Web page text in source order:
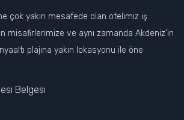
çok yakın mesafede olan otelimiz iş
misafirlerimize ve aynı zamanda Akdeniz’in
plajına yakın lokasyonu ile öne
Belgesi